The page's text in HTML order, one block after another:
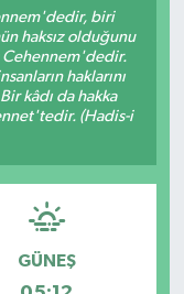
biri
haksız olduğunu
Cehennem'dedir.
haklarını
kâdı da hakka
(Hadis-i
GÜNEŞ